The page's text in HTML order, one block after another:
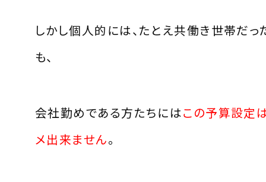
しかし個人的には、たとえ共働き世帯だっ
も、
会社勤めである方たちにはこの予算設定
メ出来ません。